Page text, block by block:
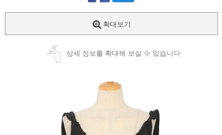
확대보기
상세 정보를 확대해 보실 수 있습니다